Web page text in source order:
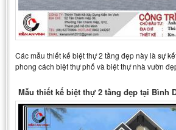
Các mẫu thiết kế biệt thự 2 tầng đẹp này là sự
phong cách biệt thự phố và biệt thự nhà vườn
Mẫu thiết kế biệt thự 2 tầng đẹp tại Bình